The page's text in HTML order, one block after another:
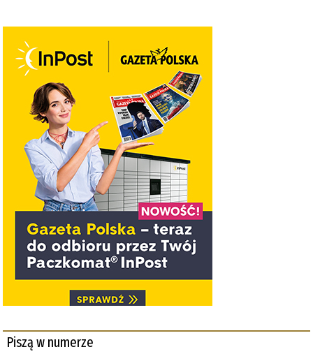
Piszą w numerze